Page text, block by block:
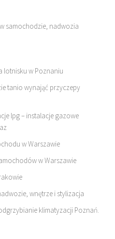
samochodzie, nadwozia
lotnisku w Poznaniu
tanio wynająć przyczepy
lpg – instalacje gazowe
w Warszawie
w Warszawie
wnętrze i stylizacja
klimatyzacji Poznań.